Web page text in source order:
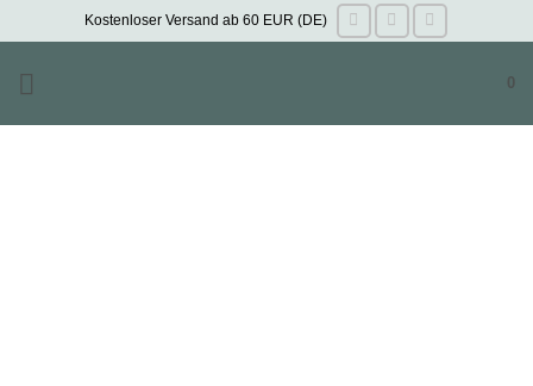
Inhalt
springen
Kostenloser Versand ab 60 EUR (DE)
0